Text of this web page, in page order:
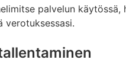
palvelun
verotuksessasi.